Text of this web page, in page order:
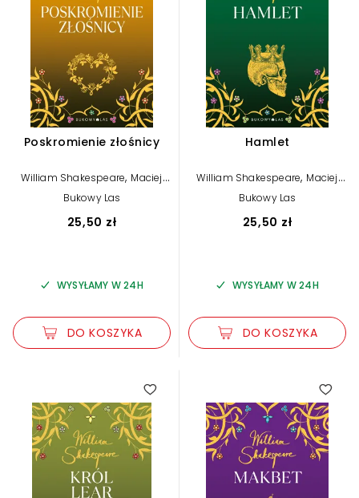
Poskromienie złośnicy
William Shakespeare, Maciej
Słomczyński (tłum.)
Bukowy Las
25,50 zł
WYSYŁAMY W 24H
DO KOSZYKA
Hamlet
William Shakespeare, Maciej
Słomczyński (tłum.)
Bukowy Las
25,50 zł
WYSYŁAMY W 24H
DO KOSZYKA
4.00 5.00